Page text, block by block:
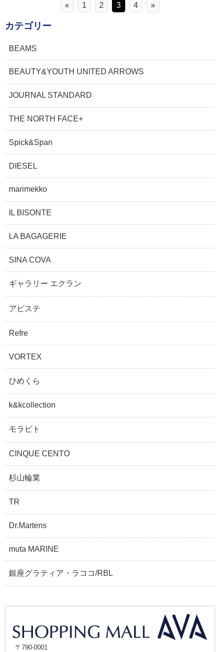
« 1 2 3 4 »
カテゴリー
BEAMS
BEAUTY&YOUTH UNITED ARROWS
JOURNAL STANDARD
THE NORTH FACE+
Spick&Span
DIESEL
marimekko
IL BISONTE
LA BAGAGERIE
SINA COVA
ギャラリー エクラン
アビステ
Refre
VORTEX
ひめくら
k&kcollection
モラビト
CINQUE CENTO
杉山輪業
TR
Dr.Martens
muta MARINE
銀座グラティア・ラココ/RBL
〒790-0001